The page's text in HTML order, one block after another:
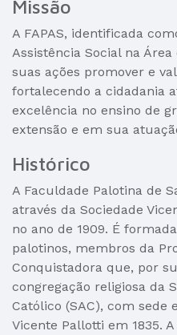
Missão
A FAPAS, identificada
Assistência Social na
suas ações promover e
fortalecendo a cidadania
excelência no ensino de
extensão e em sua
Histórico
A Faculdade Palotina de
através da Sociedade
no ano de 1909. É
palotinos, membros da
Conquistadora que, por
congregação religiosa da
Católico (SAC), com sede
Vicente Pallotti em 1835.